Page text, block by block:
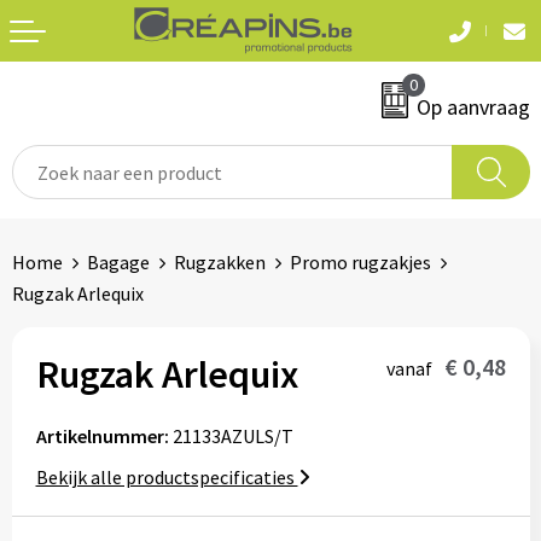
0
Op aanvraag
T-shirts
Sweaters en hoodies
Jassen
Hemden
Automerken
Eten & drinken
Snoepgoed
Home Bagage Rugzakken
Promo rugzakjes
Rugzak Arlequix
Rugzak Arlequix vanaf € 0,48
Artikelnummer: 21133AZULS/T
Bekijk alle productspecificaties